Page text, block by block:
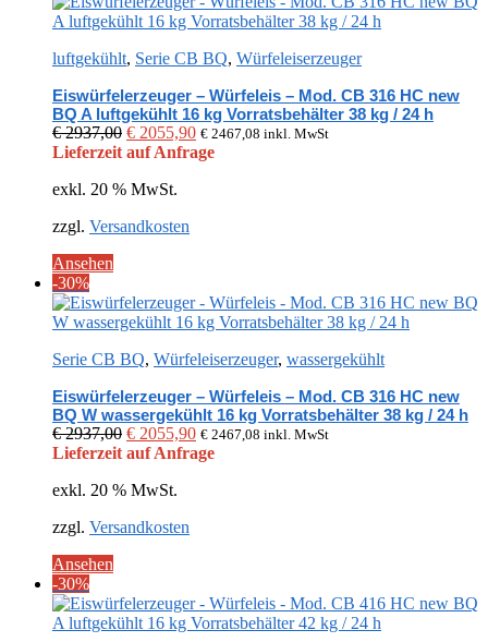
luftgekühlt, Serie CB BQ, Würfeleiserzeuger
Eiswürfelerzeuger – Würfeleis – Mod. CB 316 HC new
BQ A luftgekühlt 16 kg Vorratsbehälter 38 kg / 24 h
€2937,00 Ursprünglicher
Preis
€ 2937,00
€ 2055,90Aktueller
Preis
€ 2467,08 inkl. MwSt
Lieferzeit auf Anfrage
exkl. 20 % MwSt.
zzgl. Versandkosten
Ansehen
-30%
Serie CB BQ, Würfeleiserzeuger, wassergekühlt
Eiswürfelerzeuger – Würfeleis – Mod. CB 316 HC new
BQ W wassergekühlt 16 kg Vorratsbehälter 38 kg / 24 h
€2937,00 Ursprünglicher
Preis
€ 2937,00
€ 2055,90Aktueller
Preis
€ 2467,08 inkl. MwSt
Lieferzeit auf Anfrage
exkl. 20 % MwSt.
zzgl. Versandkosten
Ansehen
-30%